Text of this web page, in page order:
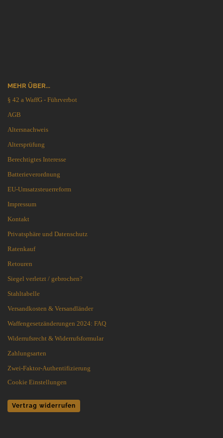
MEHR ÜBER...
§ 42 a WaffG - Führverbot
AGB
Altersnachweis
Altersprüfung
Berechtigtes Interesse
Batterieverordnung
EU-Umsatzsteuerreform
Impressum
Kontakt
Privatsphäre und Datenschutz
Ratenkauf
Retouren
Siegel verletzt / gebrochen?
Stahltabelle
Versandkosten & Versandländer
Waffengesetzänderungen 2024: FAQ
Widerrufsrecht & Widerrufsformular
Zahlungsarten
Zwei-Faktor-Authentifizierung
Cookie Einstellungen
Vertrag widerrufen